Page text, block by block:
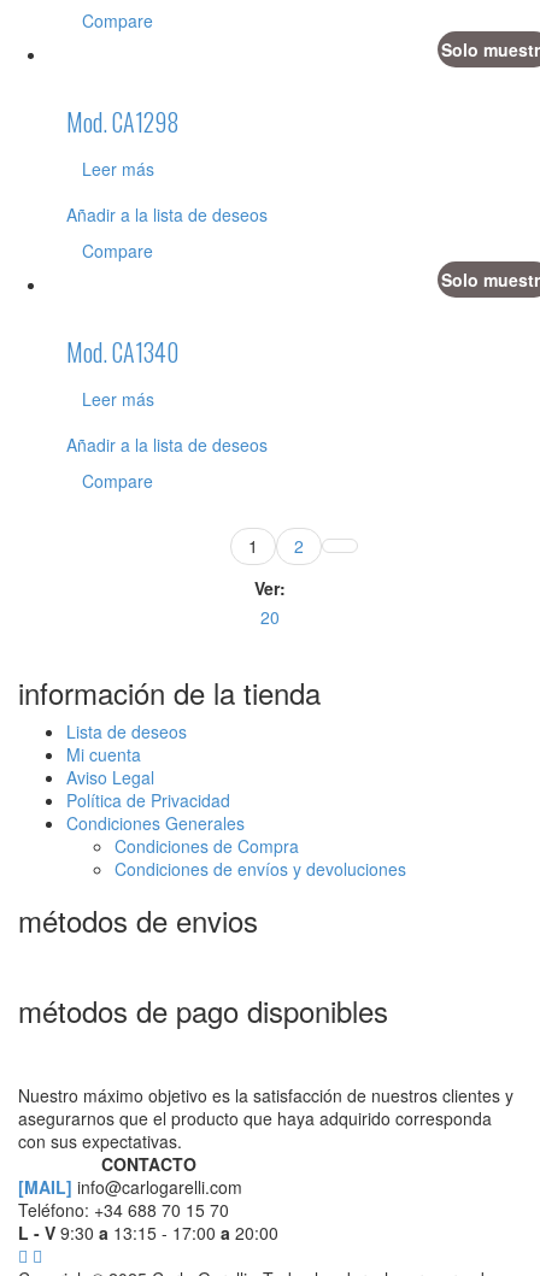
Compare
Solo
Mod. CA1298
Leer más
Añadir a la lista de deseos
Compare
Solo
Mod. CA1340
Leer más
Añadir a la lista de deseos
Compare
1
2
Ver:
20
información de la tienda
Lista de deseos
Mi cuenta
Aviso Legal
Política de Privacidad
Condiciones Generales
Condiciones de Compra
Condiciones de envíos y devoluciones
métodos de envios
métodos de pago disponibles
Nuestro máximo objetivo es la satisfacción de nuestros clientes y
asegurarnos que el producto que haya adquirido corresponda
con sus expectativas.
CONTACTO
[MAIL] info@carlogarelli.com
Teléfono: +34 688 70 15 70
L - V 9:30 a 13:15 - 17:00 a 20:00